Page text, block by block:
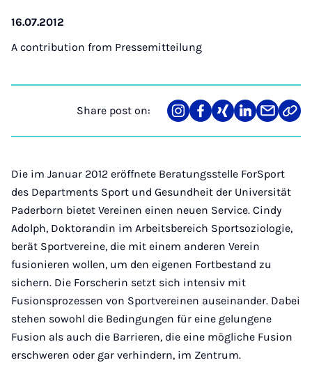
16.07.2012
A contribution from Pressemitteilung
Share post on:
Share
on
Teilen
auf
Teilen
auf
Teilen
auf
Teilen
über
Mail
Link
Die im Januar 2012 eröffnete Beratungsstelle ForSport
des Departments Sport und Gesundheit der Universität
Paderborn bietet Vereinen einen neuen Service. Cindy
Adolph, Doktorandin im Arbeitsbereich Sportsoziologie,
berät Sportvereine, die mit einem anderen Verein
fusionieren wollen, um den eigenen Fortbestand zu
sichern. Die Forscherin setzt sich intensiv mit
Fusionsprozessen von Sportvereinen auseinander. Dabei
stehen sowohl die Bedingungen für eine gelungene
Fusion als auch die Barrieren, die eine mögliche Fusion
erschweren oder gar verhindern, im Zentrum.